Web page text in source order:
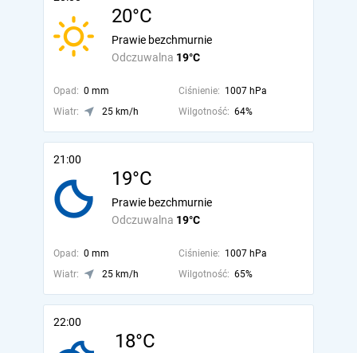
20°C
Odczuwalna 19°C
Prawie bezchmurnie
Opad: 0 mm Ciśnienie: 1007 hPa
Wiatr:
25 km/h Wilgotność: 64%
21:00
19°C
Odczuwalna 19°C
Prawie bezchmurnie
Opad: 0 mm Ciśnienie: 1007 hPa
Wiatr:
25 km/h Wilgotność: 65%
22:00
18°C